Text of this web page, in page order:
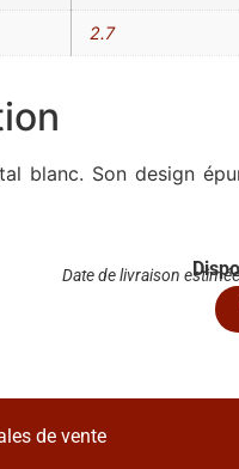
2.7
blanc. Son design
Date de livraison
de vente